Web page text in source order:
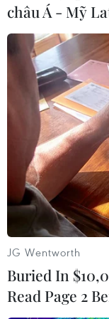
xây dựng
đưa vào chế
thô có khả
năm 2012 lên
BSR cũng đã
từng nhóm
hoạch sản
dầu, xuất kho
vận hành ổn
Sau tất cả các
luận chỉ ra
nhất cho cấu
Quất.
châu Á - Mỹ
JG Wentworth
Buried In
Read Page 2